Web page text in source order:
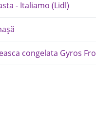
- Italiamo (Lidl)
congelata Gyros